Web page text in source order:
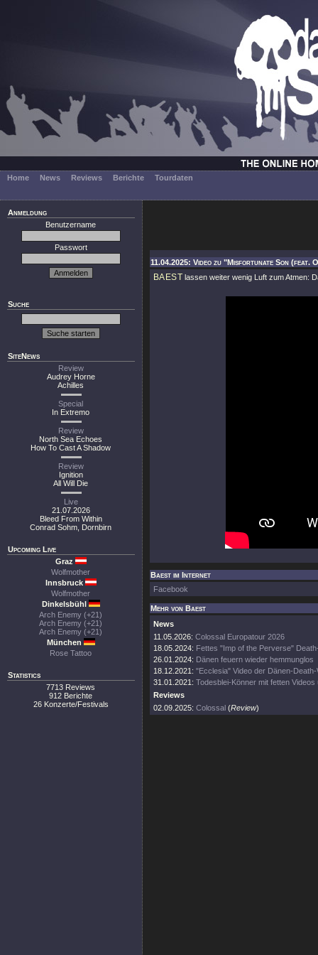
Home News Reviews Berichte Tourdaten
Anmeldung
Benutzername
Passwort
Suche
SiteNews
Review
Audrey Horne
Achilles
Special
In Extremo
Review
North Sea Echoes
How To Cast A Shadow
Review
Ignition
All Will Die
Live
21.07.2026
Bleed From Within
Conrad Sohm, Dornbirn
Upcoming Live
Graz
Wolfmother
Innsbruck
Wolfmother
Dinkelsbühl
Arch Enemy (+21)
Arch Enemy (+21)
Arch Enemy (+21)
München
Rose Tattoo
Statistics
7713 Reviews
912 Berichte
26 Konzerte/Festivals
11.04.2025: Video zu "Misfortunate Son (feat.
BAEST lassen weiter wenig Luft zum Atmen:
Baest im Internet
Facebook
Mehr von Baest
News
11.05.2026: Colossal Europatour 2026
18.05.2024: Fettes "Imp of the Perverse"
26.01.2024: Dänen feuern wieder hemmunglos
18.12.2021: "Ecclesia" Video der Dänen-Death-
31.01.2021: Todesblei-Könner mit fetten Videos
Reviews
02.09.2025: Colossal (Review)